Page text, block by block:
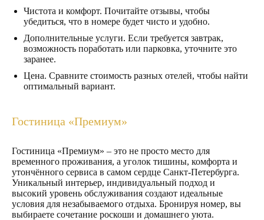
Чистота и комфорт. Почитайте отзывы, чтобы
убедиться, что в номере будет чисто и удобно.
Дополнительные услуги. Если требуется завтрак,
возможность поработать или парковка, уточните это
заранее.
Цена. Сравните стоимость разных отелей, чтобы найти
оптимальный вариант.
Гостиница «Премиум»
Гостиница «Премиум» – это не просто место для
временного проживания, а уголок тишины, комфорта и
утончённого сервиса в самом сердце Санкт-Петербурга.
Уникальный интерьер, индивидуальный подход и
высокий уровень обслуживания создают идеальные
условия для незабываемого отдыха. Бронируя номер, вы
выбираете сочетание роскоши и домашнего уюта.